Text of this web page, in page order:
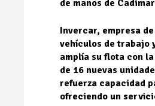
de manos de Cadimar
Invercar, empresa
vehículos de trabajo
amplía su flota con
de 16 nuevas
refuerza capacidad
ofreciendo un